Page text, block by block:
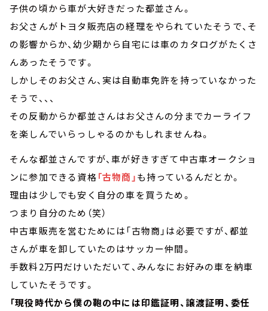
子供の頃から車が大好きだった都並さん。
お父さんがトヨタ販売店の経理をやられていたそうで、そ
の影響からか、幼少期から自宅には車のカタログがたくさ
んあったそうです。
しかしそのお父さん、実は自動車免許を持っていなかった
そうで、、、
その反動からか都並さんはお父さんの分までカーライフ
を楽しんでいらっしゃるのかもしれませんね。
そんな都並さんですが、車が好きすぎて中古車オークショ
ンに参加できる資格「古物商」も持っているんだとか。
理由は少しでも安く自分の車を買うため。
つまり自分のため（笑）
中古車販売を営むためには「古物商」は必要ですが、都並
さんが車を卸していたのはサッカー仲間。
手数料2万円だけいただいて、みんなにお好みの車を納車
していたそうです。
「現役時代から僕の鞄の中には印鑑証明、譲渡証明、委任